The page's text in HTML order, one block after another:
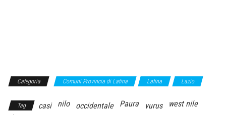
Categoria Comuni Provincia di Latina Latina Lazio
Tag casi nilo occidentale Paura vurus
west nile